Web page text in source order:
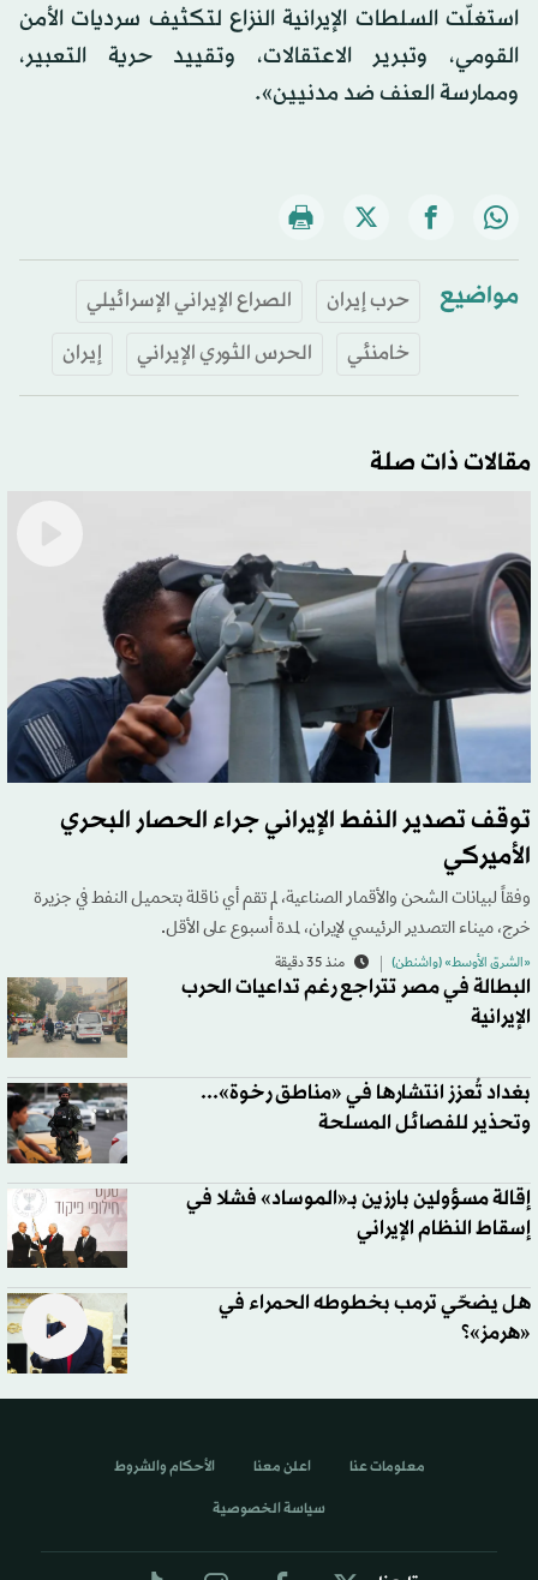
استغلّت السلطات الإيرانية النزاع لتكثيف سرديات الأمن
القومي، وتبرير الاعتقالات، وتقييد حرية التعبير،
وممارسة العنف ضد مدنيين».
مواضيع حرب إيران
الصراع الإيراني الإسرائيلي
خامنئي
الحرس الثوري الإيراني إيران
مقالات ذات صلة
توقف تصدير النفط الإيراني جراء الحصار البحري
الأميركي
وفقاً لبيانات الشحن والأقمار الصناعية، لم تقم أي ناقلة بتحميل النفط في جزيرة
خرج، ميناء التصدير الرئيسي لإيران، لمدة أسبوع على الأقل.
«الشرق الأوسط» (واشنطن) منذ 35 دقيقة
البطالة في مصر تتراجع رغم تداعيات الحرب
الإيرانية
بغداد تُعزز انتشارها في «مناطق رخوة»...
وتحذير للفصائل المسلحة
إقالة مسؤولين بارزين بـ«الموساد» فشلا في
إسقاط النظام الإيراني
هل يضحّي ترمب بخطوطه الحمراء في
«هرمز»؟
معلومات عنا اعلن معنا الأحكام والشروط
سياسة الخصوصية